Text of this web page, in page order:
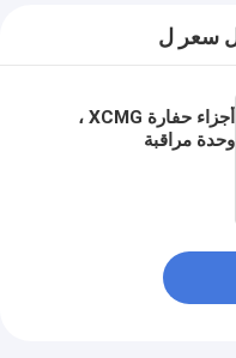
سعر ل
أجزاء حفارة XCMG ،
وحدة مراقبة